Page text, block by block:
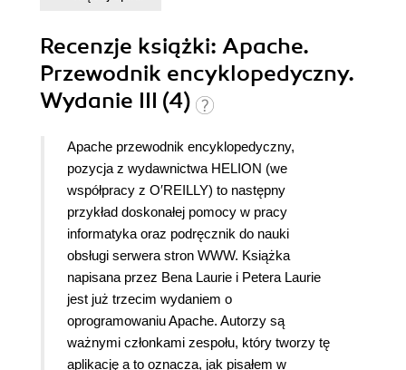
Recenzje książki: Apache.
Przewodnik encyklopedyczny.
Wydanie III (4)
Apache przewodnik encyklopedyczny,
pozycja z wydawnictwa HELION (we
współpracy z O′REILLY) to następny
przykład doskonałej pomocy w pracy
informatyka oraz podręcznik do nauki
obsługi serwera stron WWW. Książka
napisana przez Bena Laurie i Petera Laurie
jest już trzecim wydaniem o
oprogramowaniu Apache. Autorzy są
ważnymi członkami zespołu, który tworzy tę
aplikację a to oznacza, jak pisałem w